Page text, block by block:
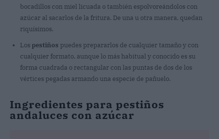
bocadillos con miel licuada o también espolvoreándolos con
azúcar al sacarlos de la fritura. De una u otra manera, quedan
riquísimos.
Los pestiños puedes prepararlos de cualquier tamaño y con
cualquier formato, aunque lo más habitual y conocido es su
forma cuadrada o rectangular con las puntas de dos de los
vértices pegadas armando una especie de pañuelo.
Ingredientes para pestiños
andaluces con azúcar